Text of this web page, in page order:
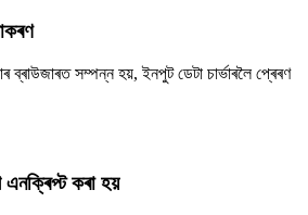
সম্পন্ন হয়, ইনপুট ডেটা চাৰ্ভাৰলৈ প্ৰেৰণ
কৰা হয়